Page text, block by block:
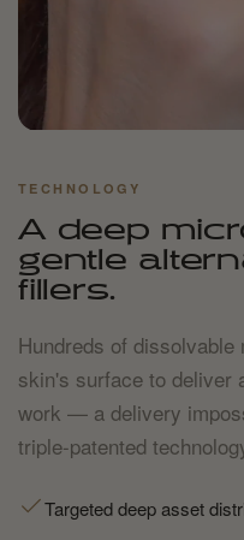
TECHNOLOGY
A deep
gentle
fillers.
Hundreds of
skin's surface to deliver
work — a delivery
triple-patented
Targeted deep asset